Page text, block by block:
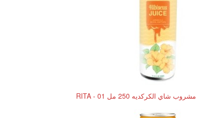
مشروب شاي الكركديه 250 مل RITA - 01